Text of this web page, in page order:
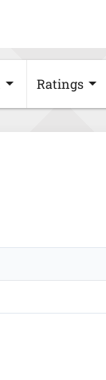
Ratings